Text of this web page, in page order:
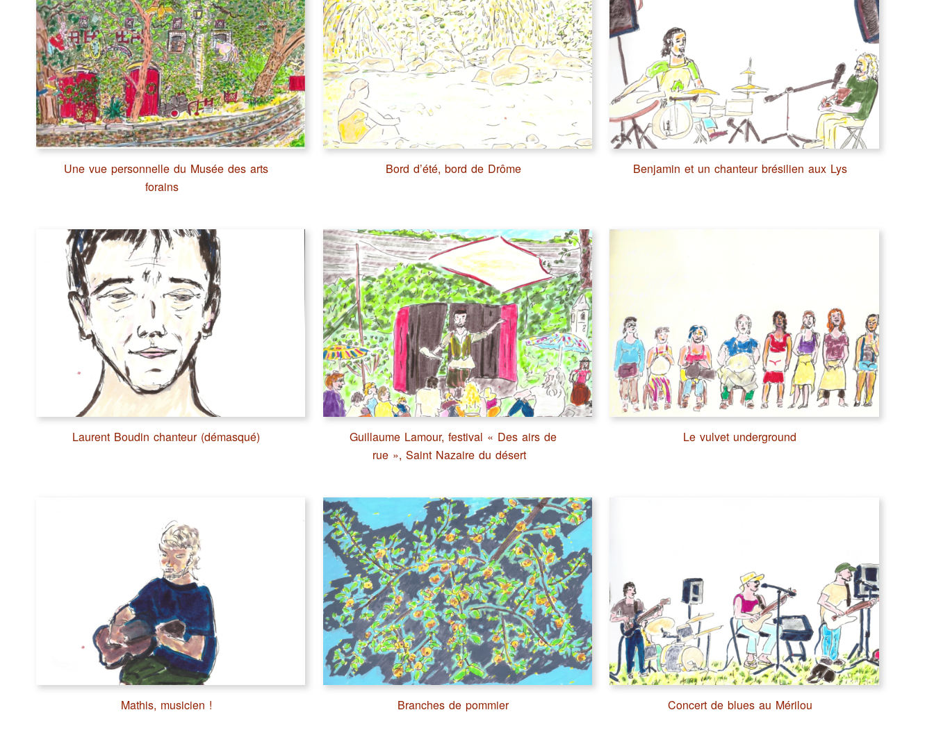
Une vue personnelle du Musée des arts
forains
Bord d’été, bord de Drôme Benjamin et un chanteur brésilien aux Lys
Laurent Boudin chanteur (démasqué)
Guillaume Lamour, festival « Des airs de
rue », Saint Nazaire du désert
Le vulvet underground
Mathis, musicien ! Branches de pommier Concert de blues au Mérilou